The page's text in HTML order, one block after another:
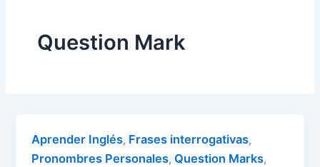
Question Mark
Aprender Inglés, Frases interrogativas,
Pronombres Personales, Question Marks,